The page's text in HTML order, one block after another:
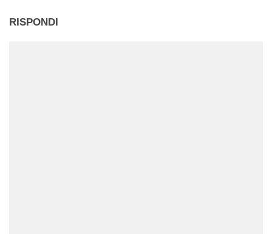
RISPONDI